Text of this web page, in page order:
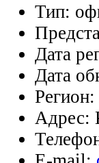
Тип:
Дата
Дата
Регион:
Адрес: